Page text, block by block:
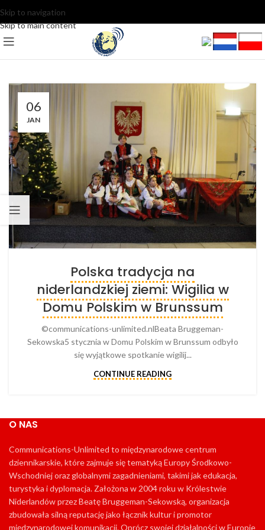
Skip to navigation
Skip to main content
06
JAN
Polska tradycja na
niderlandzkiej ziemi: Wigilia w
Domu Polskim w Brunssum
©communications-unlimited.nlBeata Bruggeman-
Sekowska5 stycznia w Domu Polskim w Brunssum odbyło
się wyjątkowe spotkanie wigilij...
CONTINUE READING
O NAS
Communications-Unlimited to międzynarodowe centrum
dziennikarskie, które zajmuje się tematyką Europy Środkowo-
Wschodniej oraz globalnymi zagadnieniami, takimi jak edukacja,
turystyka i dyplomacja. Założona w 2004 roku w Królestwie
Niderlandów przez Beatę Bruggeman-Sekowską, organizacja
zbudowała silną reputację jako łącznik kultur i promotor
międzynarodowej komunikacji. Oprócz swojej działalności w Europie